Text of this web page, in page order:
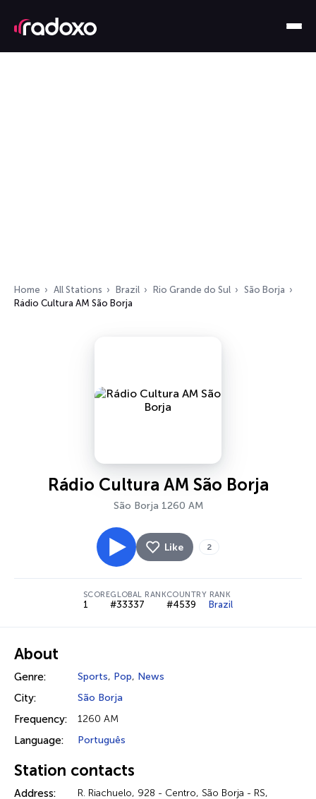
Home All Stations Brazil Rio Grande do Sul
São Borja
Rádio Cultura AM São Borja
Rádio Cultura AM São Borja
São Borja 1260 AM
Like 2
SCORE
1
GLOBAL RANK
#33337
COUNTRY RANK
#4539 Brazil
About
Genre: Sports, Pop, News
City: São Borja
Frequency: 1260 AM
Language: Português
Station contacts
Address:
R. Riachuelo, 928 - Centro, São Borja - RS,